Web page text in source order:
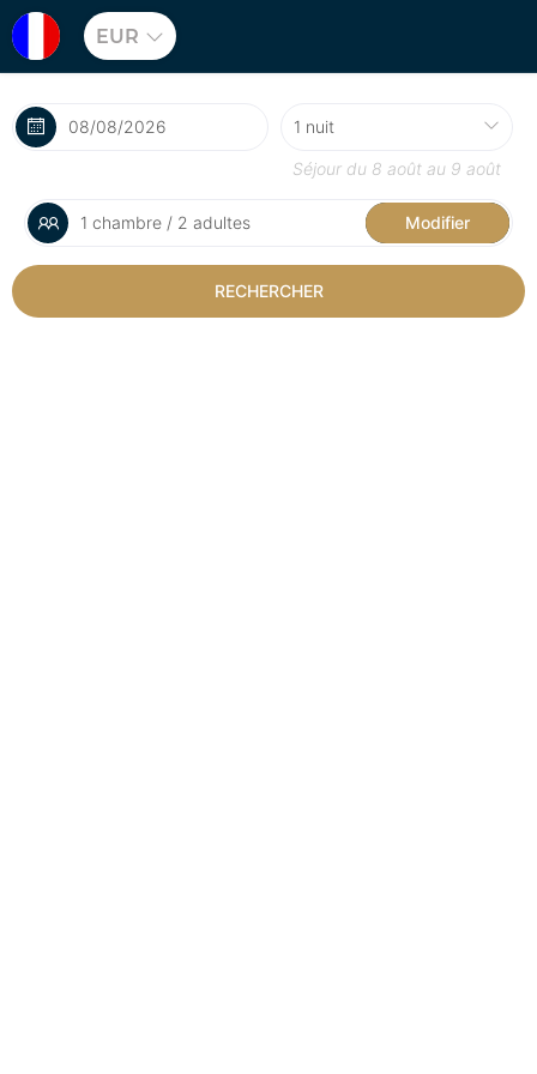
EUR
Séjour du 8 août au 9 août
1 chambre / 2 adultes Modifier